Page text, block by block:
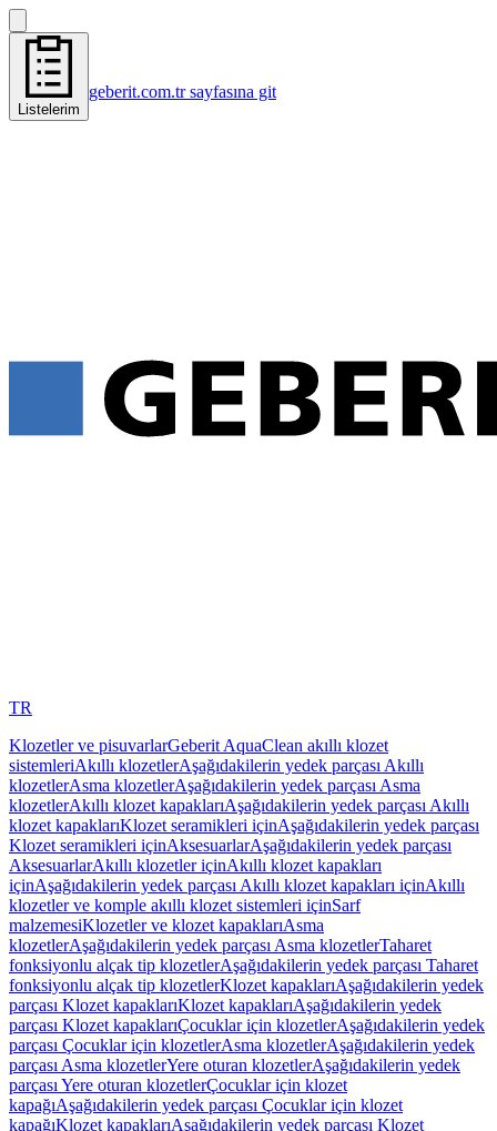
Listelerim
geberit.com.tr sayfasına git
TR
Klozetler ve pisuvarlarGeberit AquaClean akıllı klozet
sistemleriAkıllı klozetlerAşağıdakilerin yedek parçası Akıllı
klozetlerAsma klozetlerAşağıdakilerin yedek parçası Asma
klozetlerAkıllı klozet kapaklarıAşağıdakilerin yedek parçası Akıllı
klozet kapaklarıKlozet seramikleri içinAşağıdakilerin yedek parçası
Klozet seramikleri içinAksesuarlarAşağıdakilerin yedek parçası
AksesuarlarAkıllı klozetler içinAkıllı klozet kapakları
içinAşağıdakilerin yedek parçası Akıllı klozet kapakları içinAkıllı
klozetler ve komple akıllı klozet sistemleri içinSarf
malzemesiKlozetler ve klozet kapaklarıAsma
klozetlerAşağıdakilerin yedek parçası Asma klozetlerTaharet
fonksiyonlu alçak tip klozetlerAşağıdakilerin yedek parçası Taharet
fonksiyonlu alçak tip klozetlerKlozet kapaklarıAşağıdakilerin yedek
parçası Klozet kapaklarıKlozet kapaklarıAşağıdakilerin yedek
parçası Klozet kapaklarıÇocuklar için klozetlerAşağıdakilerin yedek
parçası Çocuklar için klozetlerAsma klozetlerAşağıdakilerin yedek
parçası Asma klozetlerYere oturan klozetlerAşağıdakilerin yedek
parçası Yere oturan klozetlerÇocuklar için klozet
kapağıAşağıdakilerin yedek parçası Çocuklar için klozet
kapağıKlozet kapaklarıAşağıdakilerin yedek parçası Klozet